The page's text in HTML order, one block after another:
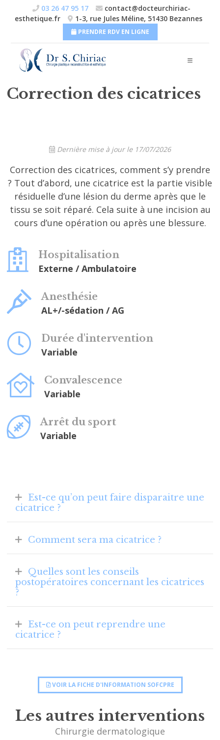
03 26 47 95 17
contact@docteurchiriac-
esthetique.fr
1-3, rue Jules Méline, 51430 Bezannes
PRENDRE RDV EN LIGNE
Correction des cicatrices
Dernière mise à jour le 17/07/2026
Correction des cicatrices, comment s’y prendre
? Tout d’abord, une cicatrice est la partie visible
résiduelle d’une lésion du derme après que le
tissu se soit réparé. Cela suite à une incision au
cours d’une opération ou après une blessure.
Hospitalisation
Externe / Ambulatoire
Anesthésie
AL+/-sédation / AG
Durée d'intervention
Variable
Convalescence
Variable
Arrêt du sport
Variable
Est-ce qu’on peut faire disparaitre une
cicatrice ?
Comment sera ma cicatrice ?
Quelles sont les conseils
postopératoires concernant les cicatrices
?
Est-ce on peut reprendre une
cicatrice ?
VOIR LA FICHE D'INFORMATION SOFCPRE
Les autres interventions
Chirurgie dermatologique
INTERVENTIONS
Médecine esthétique
Chirurgie de la silhouette
Chirurgie du sein
Chirurgie du visage
CABINET ET CLINIQUES
ACTUALITÉS
CONTACT